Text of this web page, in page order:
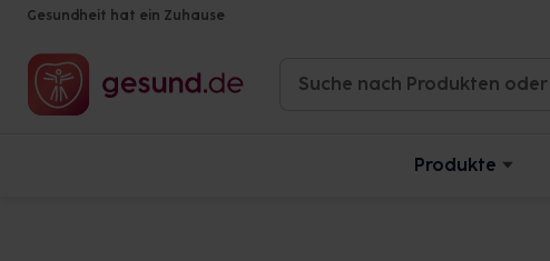
Gesundheit hat ein Zuhause
Produkte